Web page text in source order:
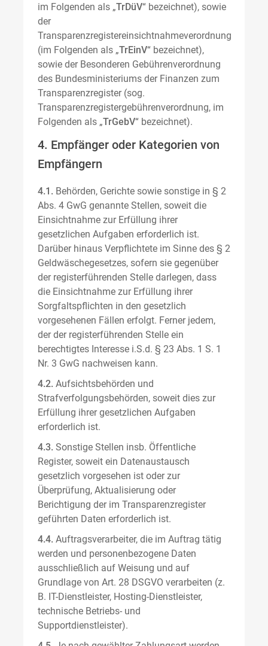
im Folgenden als „TrDüV“ bezeichnet), sowie
der
Transparenzregistereinsichtnahmeverordnung
(im Folgenden als „TrEinV“ bezeichnet),
sowie der Besonderen Gebührenverordnung
des Bundesministeriums der Finanzen zum
Transparenzregister (sog.
Transparenzregistergebührenverordnung, im
Folgenden als „TrGebV“ bezeichnet).
4. Empfänger oder Kategorien von
Empfängern
4.1. Behörden, Gerichte sowie sonstige in § 2
Abs. 4 GwG genannte Stellen, soweit die
Einsichtnahme zur Erfüllung ihrer
gesetzlichen Aufgaben erforderlich ist.
Darüber hinaus Verpflichtete im Sinne des § 2
Geldwäschegesetzes, sofern sie gegenüber
der registerführenden Stelle darlegen, dass
die Einsichtnahme zur Erfüllung ihrer
Sorgfaltspflichten in den gesetzlich
vorgesehenen Fällen erfolgt. Ferner jedem,
der der registerführenden Stelle ein
berechtigtes Interesse i.S.d. § 23 Abs. 1 S. 1
Nr. 3 GwG nachweisen kann.
4.2. Aufsichtsbehörden und
Strafverfolgungsbehörden, soweit dies zur
Erfüllung ihrer gesetzlichen Aufgaben
erforderlich ist.
4.3. Sonstige Stellen insb. Öffentliche
Register, soweit ein Datenaustausch
gesetzlich vorgesehen ist oder zur
Überprüfung, Aktualisierung oder
Berichtigung der im Transparenzregister
geführten Daten erforderlich ist.
4.4. Auftragsverarbeiter, die im Auftrag tätig
werden und personenbezogene Daten
ausschließlich auf Weisung und auf
Grundlage von Art. 28 DSGVO verarbeiten (z.
B. IT-Dienstleister, Hosting-Dienstleister,
technische Betriebs- und
Supportdienstleister).